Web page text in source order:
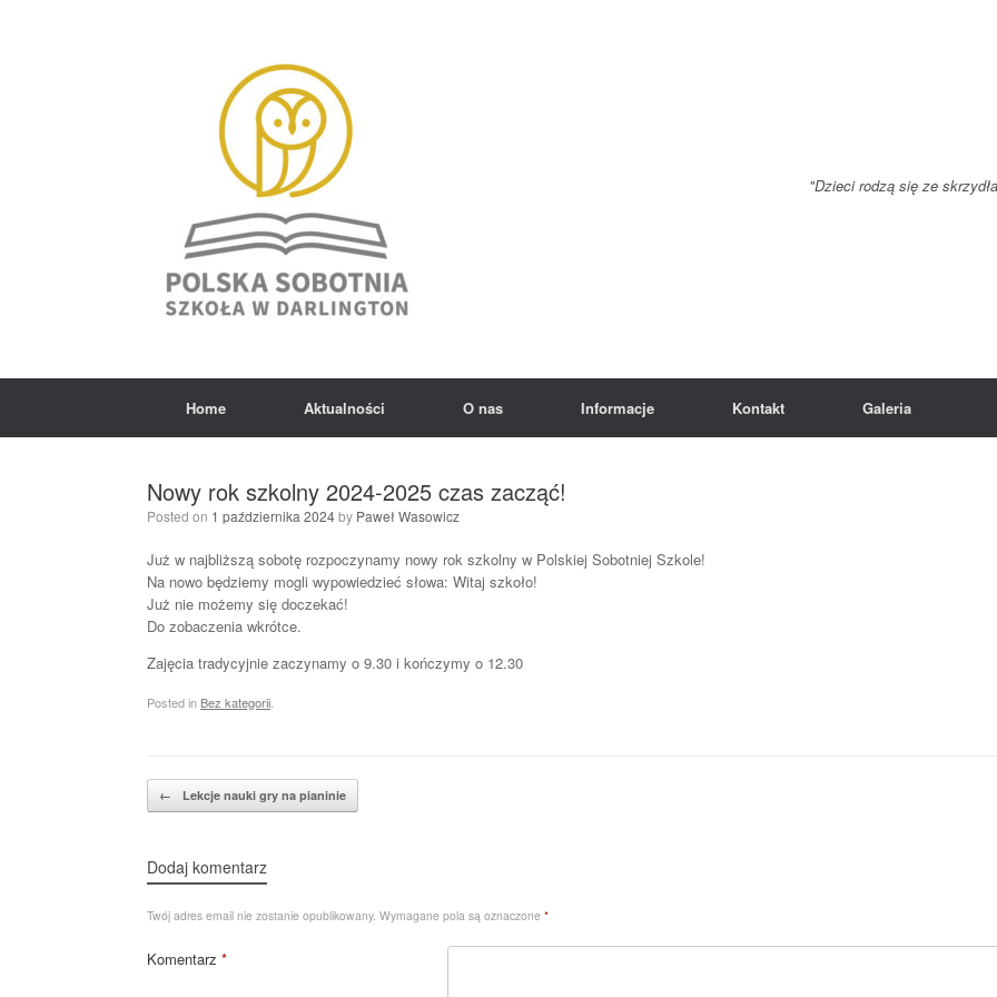
"Dzieci rodzą się ze
Home Aktualności O nas Informacje Kontakt Galeria
Nowy rok szkolny 2024-2025 czas zacząć!
Posted on 1 października 2024by Paweł Wasowicz
Już w najbliższą sobotę rozpoczynamy nowy rok szkolny w Polskiej Sobotniej Szkole!
Na nowo będziemy mogli wypowiedzieć słowa: Witaj szkoło!
Już nie możemy się doczekać!
Do zobaczenia wkrótce.
Zajęcia tradycyjnie zaczynamy o 9.30 i kończymy o 12.30
Posted in Bez kategorii
Post navigation
← Lekcje nauki gry na pianinie
Dodaj komentarz
Twój adres email nie zostanie opublikowany. Wymagane pola są oznaczone *
Komentarz *